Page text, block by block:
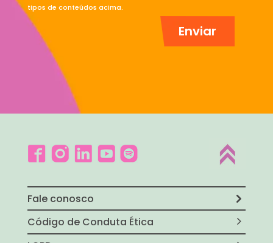
tipos de conteúdos acima.
Fale conosco
Código de Conduta Ética